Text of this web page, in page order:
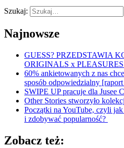
Szukaj:
Najnowsze
GUESS? PRZEDSTAWIA
ORIGINALS x
60% ankietowanych z nas
sposób odpowiedzialny
SWIPE UP pracuje dla Jusee
Other Stories stworzyło
Początki na YouTube, czyli
i zdobywać popularność?
Zobacz też: